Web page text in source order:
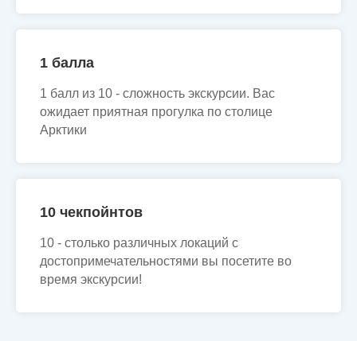
1 балла
1 балл из 10 - сложность экскурсии. Вас
ожидает приятная прогулка по столице
Арктики
10 чекпойнтов
10 - столько различных локаций с
достопримечательностями вы посетите во
время экскурсии!